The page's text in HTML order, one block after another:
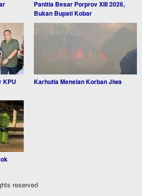
Panitia Besar Porprov XIII 2026,
Bukan Bupati Kobar
KPU
Karhutla Menelan Korban Jiwa
reserved